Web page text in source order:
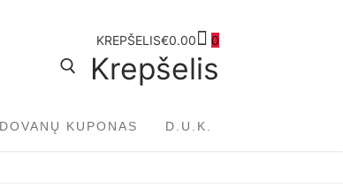
KREPŠELIS€0.00 0
Krepšelis
DOVANŲ KUPONAS D.U.K.